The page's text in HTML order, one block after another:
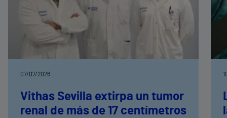
07/07/2026
Vithas Sevilla extirpa un tumor
renal de más de 17 centímetros